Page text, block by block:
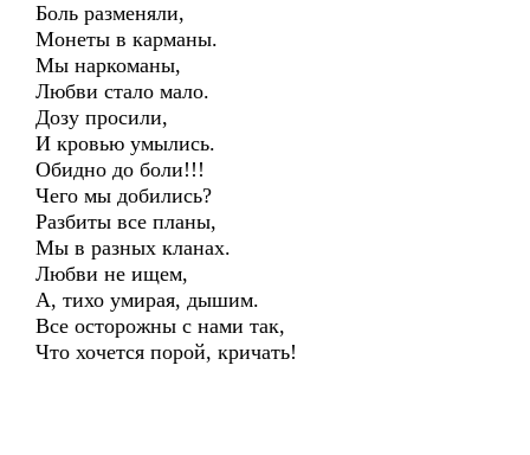
Боль разменяли,
Монеты в карманы.
Мы наркоманы,
Любви стало мало.
Дозу просили,
И кровью умылись.
Обидно до боли!!!
Чего мы добились?
Разбиты все планы,
Мы в разных кланах.
Любви не ищем,
А, тихо умирая, дышим.
Все осторожны с нами так,
Что хочется порой, кричать!